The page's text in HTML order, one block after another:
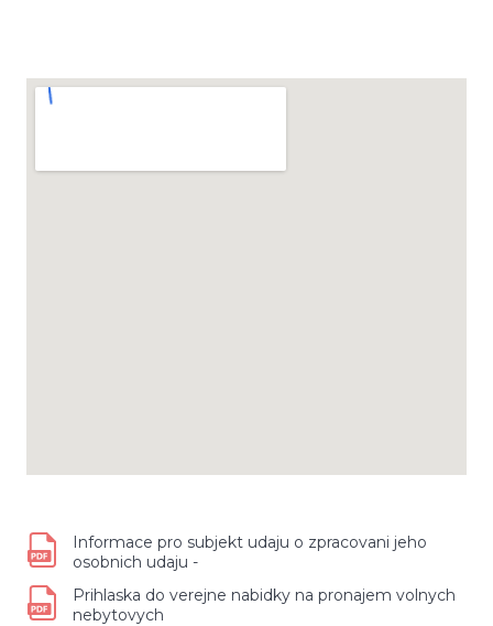
Informace pro subjekt udaju o zpracovani jeho
osobnich udaju -
Prihlaska do verejne nabidky na pronajem volnych
nebytovych